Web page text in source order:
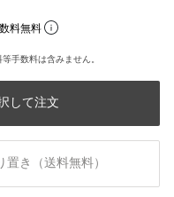
料無料
手数料は含みません。
して注文
き（送料無料）